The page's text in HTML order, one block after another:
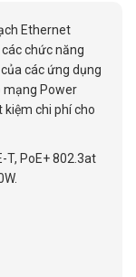
Ethernet
chức năng
các ứng dụng
mạng Power
chi phí cho
T, PoE+ 802.3at